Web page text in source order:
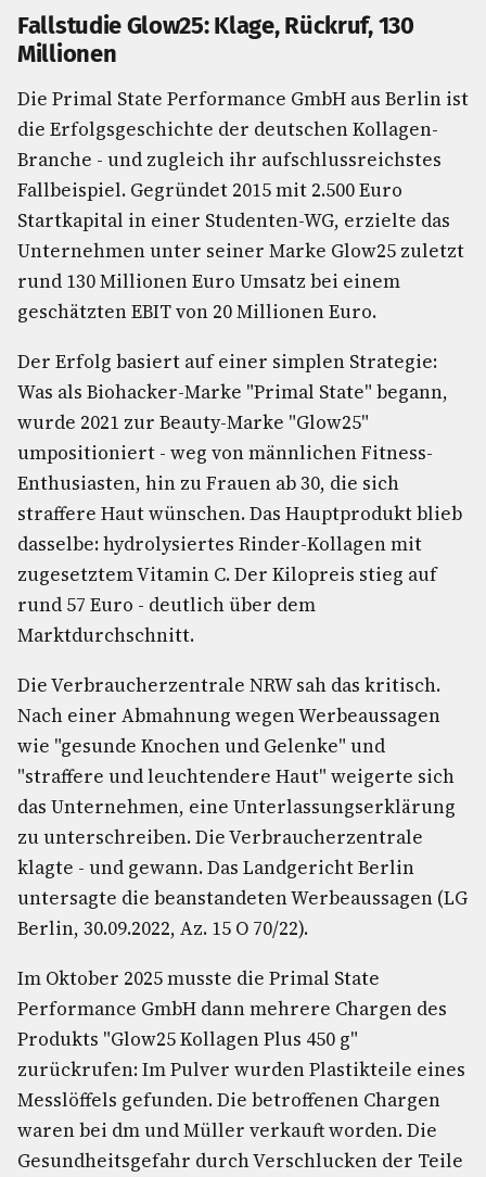
Fallstudie Glow25: Klage, Rückruf, 130
Millionen
Die Primal State Performance GmbH aus Berlin ist
die Erfolgsgeschichte der deutschen Kollagen-
Branche - und zugleich ihr aufschlussreichstes
Fallbeispiel. Gegründet 2015 mit 2.500 Euro
Startkapital in einer Studenten-WG, erzielte das
Unternehmen unter seiner Marke Glow25 zuletzt
rund 130 Millionen Euro Umsatz bei einem
geschätzten EBIT von 20 Millionen Euro.
Der Erfolg basiert auf einer simplen Strategie:
Was als Biohacker-Marke "Primal State" begann,
wurde 2021 zur Beauty-Marke "Glow25"
umpositioniert - weg von männlichen Fitness-
Enthusiasten, hin zu Frauen ab 30, die sich
straffere Haut wünschen. Das Hauptprodukt blieb
dasselbe: hydrolysiertes Rinder-Kollagen mit
zugesetztem Vitamin C. Der Kilopreis stieg auf
rund 57 Euro - deutlich über dem
Marktdurchschnitt.
Die Verbraucherzentrale NRW sah das kritisch.
Nach einer Abmahnung wegen Werbeaussagen
wie "gesunde Knochen und Gelenke" und
"straffere und leuchtendere Haut" weigerte sich
das Unternehmen, eine Unterlassungserklärung
zu unterschreiben. Die Verbraucherzentrale
klagte - und gewann. Das Landgericht Berlin
untersagte die beanstandeten Werbeaussagen (LG
Berlin, 30.09.2022, Az. 15 O 70/22).
Im Oktober 2025 musste die Primal State
Performance GmbH dann mehrere Chargen des
Produkts "Glow25 Kollagen Plus 450 g"
zurückrufen: Im Pulver wurden Plastikteile eines
Messlöffels gefunden. Die betroffenen Chargen
waren bei dm und Müller verkauft worden. Die
Gesundheitsgefahr durch Verschlucken der Teile